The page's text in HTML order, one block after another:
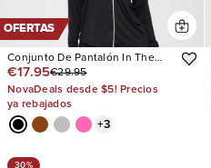
OFERTAS
Conjunto De Pantalón In The
Morning PJ
€17.95€29.95
NovaDeals desde $5! Precios
ya rebajados
+3
30%